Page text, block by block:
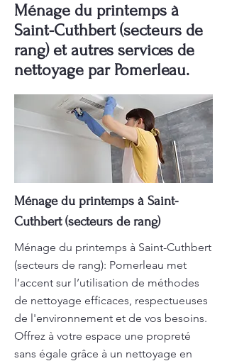
Ménage du printemps à
Saint-Cuthbert (secteurs de
rang) et autres services de
nettoyage par Pomerleau.
Ménage du printemps à Saint-
Cuthbert (secteurs de rang)
Ménage du printemps à Saint-Cuthbert
(secteurs de rang): Pomerleau met
l’accent sur l’utilisation de méthodes
de nettoyage efficaces, respectueuses
de l'environnement et de vos besoins.
Offrez à votre espace une propreté
sans égale grâce à un nettoyage en